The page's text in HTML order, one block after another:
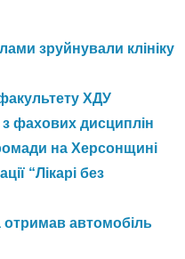
зруйнували клініку
ХДУ
з фахових дисциплін
на Херсонщині
“Лікарі без
автомобіль